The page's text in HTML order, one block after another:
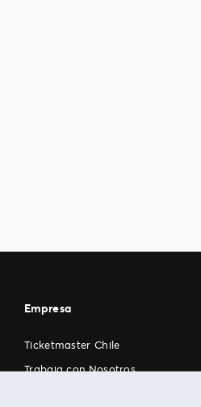
Empresa
Ticketmaster Chile
Trabaja con Nosotros